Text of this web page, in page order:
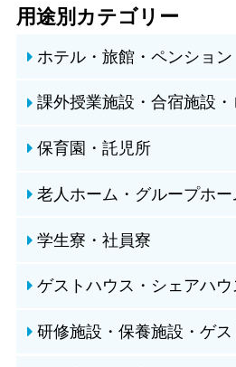
用途別カテゴリー
ホテル・旅館・ペンション
課外授業施設・合宿施設・
保育園・託児所
老人ホーム・グループホー
学生寮・社員寮
ゲストハウス・シェアハウ
研修施設・保養施設・ゲス